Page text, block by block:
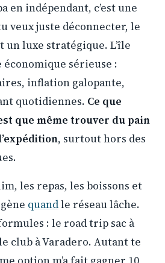
en indépendant, c’est une
veux juste déconnecter, le
luxe stratégique. L’île
sérieuse :
inflation galopante,
quotidiennes. Ce que
que même trouver du pain
, surtout hors des
les repas, les boissons et
quandle réseau lâche.
: le road trip sac à
club à Varadero. Autant te